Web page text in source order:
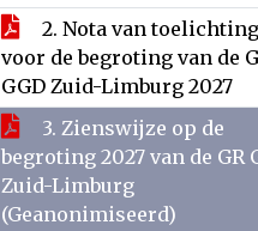
2. Nota van toelichting
voor de begroting van de
GGD Zuid-Limburg 2027
3. Zienswijze op de
begroting 2027 van de GR
Zuid-Limburg
(Geanonimiseerd)